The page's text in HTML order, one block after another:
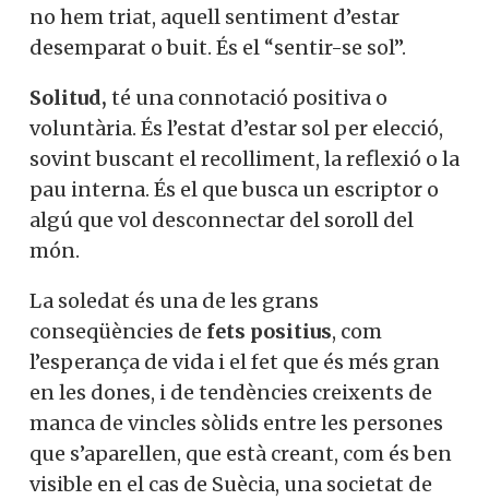
no hem triat, aquell sentiment d’estar
desemparat o buit. És el “sentir-se sol”.
Solitud, té una connotació positiva o
voluntària. És l’estat d’estar sol per elecció,
sovint buscant el recolliment, la reflexió o la
pau interna. És el que busca un escriptor o
algú que vol desconnectar del soroll del
món.
La soledat és una de les grans
conseqüències de fets positius, com
l’esperança de vida i el fet que és més gran
en les dones, i de tendències creixents de
manca de vincles sòlids entre les persones
que s’aparellen, que està creant, com és ben
visible en el cas de Suècia, una societat de